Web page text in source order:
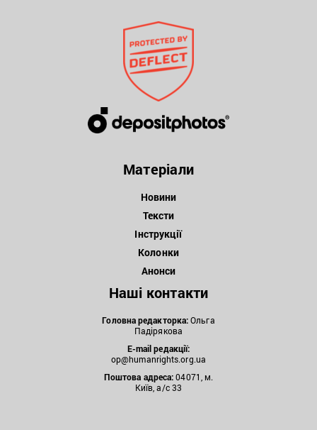
Матеріали
Новини
Тексти
Інструкції
Колонки
Анонси
Наші контакти
Головна редакторка:Ольга
Падірякова
E-mail редакції:
op@humanrights.org.ua
Поштова адреса:04071, м.
Київ, а/с 33